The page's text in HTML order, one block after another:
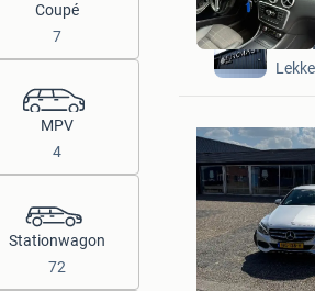
Coupé
7
MPV
4
Stationwagon
72
Danny De Kok